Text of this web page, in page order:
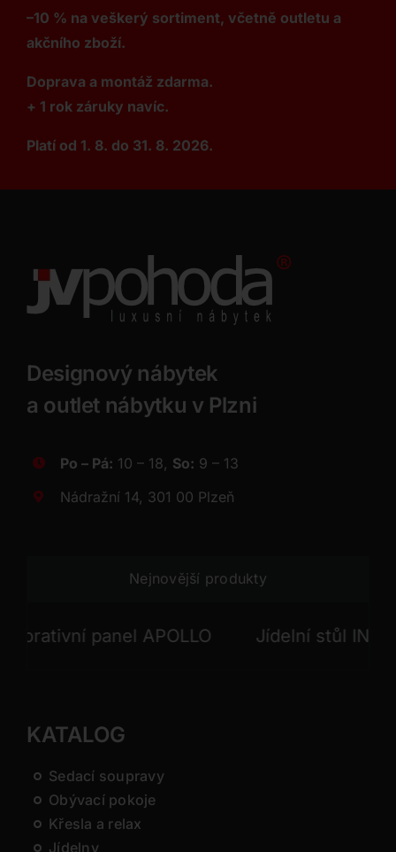
–10 % na veškerý sortiment, včetně outletu a
akčního zboží.
Doprava a montáž zdarma.
+ 1 rok záruky navíc.
Platí od 1. 8. do 31. 8. 2026.
Designový nábytek
a outlet nábytku v Plzni
Po – Pá: 10 – 18, So: 9 – 13
Nádražní 14, 301 00 Plzeň
Nejnovější produkty
panel APOLLO Jídelní stůl INFINITO
KATALOG
Sedací soupravy
Obývací pokoje
Křesla a relax
Jídelny